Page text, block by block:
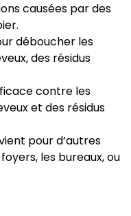
causées par des
déboucher les
des résidus
contre les
et des résidus
pour d’autres
les bureaux, ou